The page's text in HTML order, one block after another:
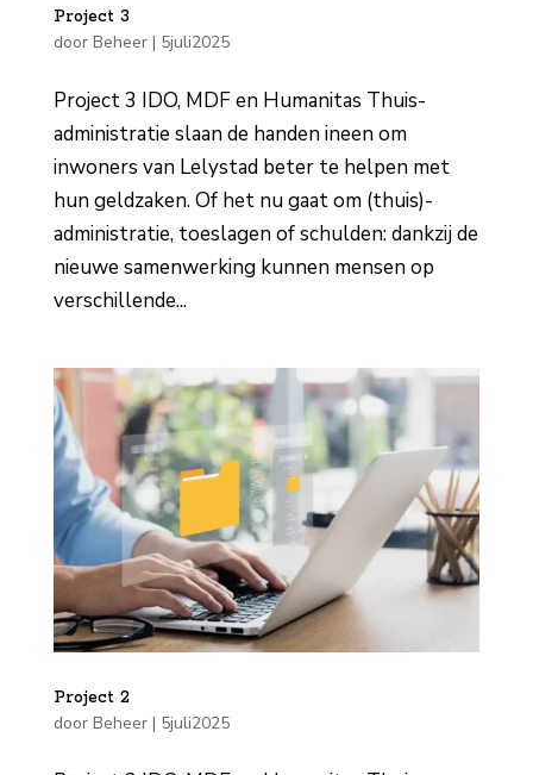
Project 3
door Beheer| 5juli2025
Project 3 IDO, MDF en Humanitas Thuis­
administratie slaan de handen ineen om
inwoners van Lelystad beter te helpen met
hun geldzaken. Of het nu gaat om (thuis)­
administratie, toeslagen of schulden: dankzij de
nieuwe samenwerking kunnen mensen op
verschillende...
Project 2
door Beheer| 5juli2025